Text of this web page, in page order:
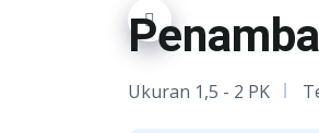
Ukuran 1,5 - 2 PK